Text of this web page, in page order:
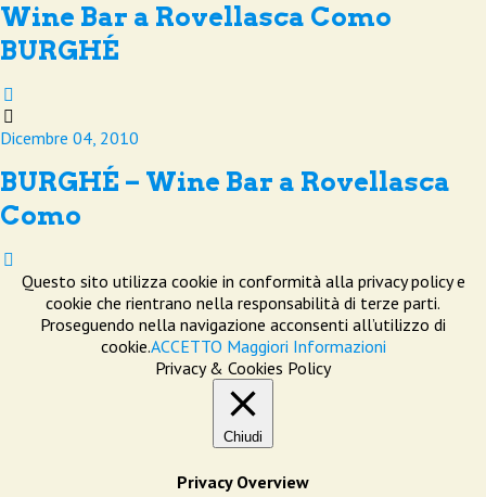
Wine Bar a Rovellasca Como
BURGHÉ
Dicembre 04, 2010
BURGHÉ – Wine Bar a Rovellasca
Como
Questo sito utilizza cookie in conformità alla privacy policy e
cookie che rientrano nella responsabilità di terze parti.
Proseguendo nella navigazione acconsenti all’utilizzo di
cookie.ACCETTO Maggiori Informazioni
Privacy & Cookies Policy
Chiudi
Privacy Overview